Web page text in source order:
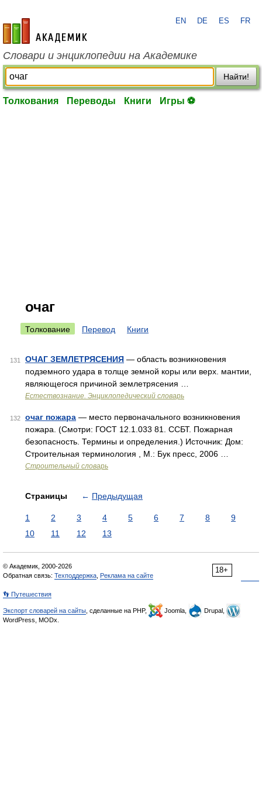
academic.ru
EN DE ES FR
Словари и энциклопедии на Академике
Найти!
Толкования Переводы Книги Игры ⚽
очаг
Толкование Перевод Книги
131 ОЧАГ ЗЕМЛЕТРЯСЕНИЯ — область возникновения
подземного удара в толще земной коры или верх. мантии,
являющегося причиной землетрясения …
Естествознание. Энциклопедический словарь
132 очаг пожара — место первоначального возникновения
пожара. (Смотри: ГОСТ 12.1.033 81. ССБТ. Пожарная
безопасность. Термины и определения.) Источник: Дом:
Строительная терминология , М.: Бук пресс, 2006 …
Строительный словарь
Страницы ← Предыдущая
1 2 3 4 5 6 7 8
9
10
11 12 13
18+
© Академик, 2000-2026
Обратная связь: Техподдержка Реклама на сайте
👣 Путешествия
Экспорт словарей на сайты , сделанные на PHP, Joomla,
Drupal,
WordPress, MODx.